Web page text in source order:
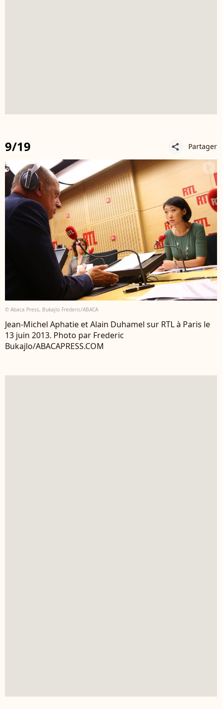
9/19 share Partager
© Abaca Press, Bukajlo Frederic/ABACA
Jean-Michel Aphatie et Alain Duhamel sur RTL à Paris le
13 juin 2013. Photo par Frederic
Bukajlo/ABACAPRESS.COM